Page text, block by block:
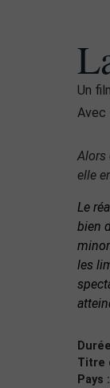
Un
Avec
Alors
elle
Le
bien
les
Titre
Pays :